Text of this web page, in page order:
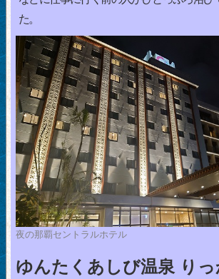
た。
夜の那覇セントラルホテル
ゆんたくあしび温泉 り